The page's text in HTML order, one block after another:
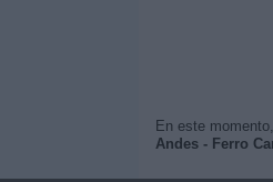
En este momento,
Andes - Ferro